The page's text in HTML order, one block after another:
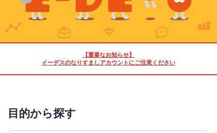
【重要なお知らせ】
イーデスのなりすましアカウントにご注意ください
目的から探す